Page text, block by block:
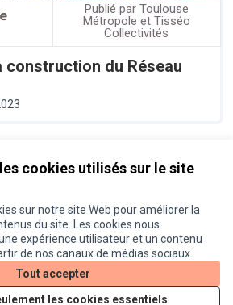
cookies utilisés sur le site
sur notre site Web pour améliorer la
du site. Les cookies nous
expérience utilisateur et un contenu
de nos canaux de médias sociaux.
Tout accepter
les cookies essentiels
Publié par Toulouse
Métropole et Tisséo
Collectivités
construction du Réseau
: prod-ASSE-2021-07-31
sur Instagram